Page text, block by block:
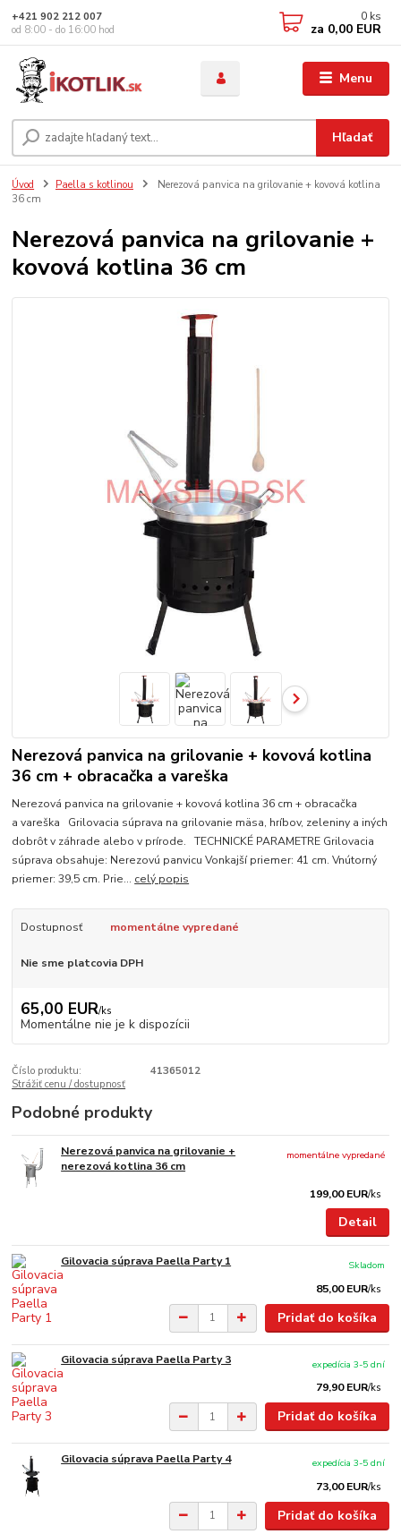
Menu
Hľadať
+421 902 212 007
od 8:00 - do 16:00 hod
0 ks
za 0,00 EUR
Úvod Paella s kotlinou
Nerezová panvica na grilovanie + kovová kotlina
36 cm
Nerezová panvica na grilovanie +
kovová kotlina 36 cm
Nerezová panvica na grilovanie + kovová kotlina
36 cm + obracačka a vareška
Nerezová panvica na grilovanie + kovová kotlina 36 cm + obracačka
a vareška Grilovacia súprava na grilovanie mäsa, hríbov, zeleniny a iných
dobrôt v záhrade alebo v prírode. TECHNICKÉ PARAMETRE Grilovacia
súprava obsahuje: Nerezovú panvicu Vonkajší priemer: 41 cm. Vnútorný
priemer: 39,5 cm. Prie... celý popis
Dostupnosť momentálne vypredané
Nie sme platcovia DPH
65,00 EUR/ks
Momentálne nie je k dispozícii
Číslo produktu:
41365012
Strážiť cenu / dostupnosť
Podobné produkty
Nerezová panvica na grilovanie +
nerezová kotlina 36 cm
199,00 EUR/ks
momentálne vypredané
Detail
Gilovacia súprava Paella Party 1
85,00 EUR/ks
Skladom
Pridať do košíka
Gilovacia súprava Paella Party 3
79,90 EUR/ks
expedícia 3-5 dní
Pridať do košíka
Gilovacia súprava Paella Party 4
73,00 EUR/ks
expedícia 3-5 dní
Pridať do košíka